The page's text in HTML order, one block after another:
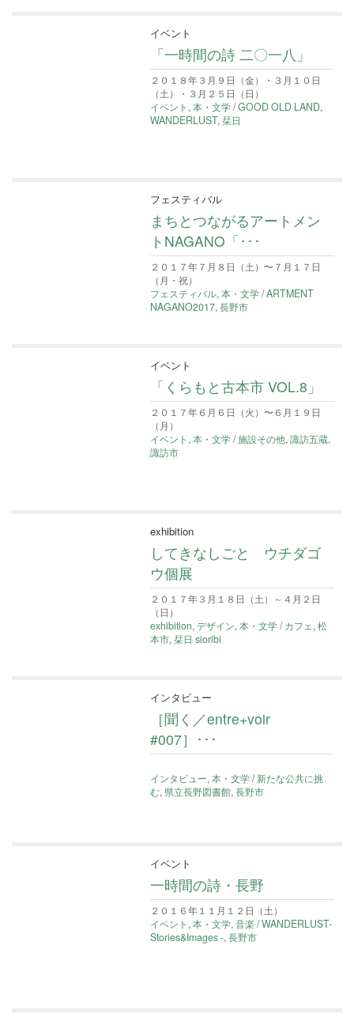
イベント
「一時間の詩 二〇一八」
２０１８年３月９日（金）・３月１０日
（土）・３月２５日（日）
イベント ,本・文学/GOOD OLD LAND,
WANDERLUST,栞日
フェスティバル
まちとつながるアートメン
トNAGANO「･･･
２０１７年７月８日（土）〜７月１７日
（月・祝）
フェスティバル,本・文学/ARTMENT
NAGANO2017,長野市
イベント
「くらもと古本市 VOL.8」
２０１７年６月６日（火）〜６月１９日
（月）
イベント ,本・文学/施設その他,諏訪五蔵,
諏訪市
exhibition
してきなしごと ウチダゴ
ウ個展
２０１７年３月１８日（土）～４月２日
（日）
exhibition,デザイン,本・文学/カフェ,松
本市,栞日 sioribi
インタビュー
［聞く／entre+voir
#007］･･･
インタビュー,本・文学/新たな公共に挑
む, 県立長野図書館,長野市
イベント
一時間の詩・長野
２０１６年１１月１２日（土）
イベント ,本・文学,音楽 /WANDERLUST-
Stories&Images -,長野市